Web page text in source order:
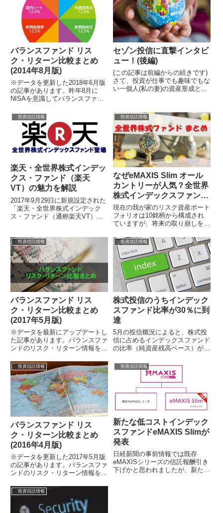
バランスファンド リス
ク・リターン比較まとめ
(2014年8月版)
※データを更新した2018年6月版
の記事があります。昨年8月に
NISAを意識してバランスファン
度1年が経過しましたので情報を
アップ...
セゾン投信に直撃インタビ
ュー！(後編)
(この記事は前編からの続きです)
さて、投資が仕事でも趣味でもな
い一個人(私の妻)の資産形成とし
すが『...
投資信託情報
楽天・全世界株式インデッ
クス・ファンド（楽天
VT）の魅力を解説
2017年9月29日に新規設定された
「楽天・全世界株式インデック
ス・ファンド（通称楽天VT）」
商品と...
投資信託情報
なぜeMAXIS Slim オール
カントリーが人気？全世界
株式インデックスファンド
まとめ
現在の我が家のリスク資産ポート
フォリオは10銘柄から構成され
ていますが、将来の取り崩しを簡
ルなポートフォリオにしようと、
ここ数年は...
投資信託情報
バランスファンド リス
ク・リターン比較まとめ
(2017年5月版)
※データを最新にアップデートし
た記事があります。バランスファ
ンドのリスク・リターン情報を前
ました。情報をアップデートして
おきます。...
投資信託情報
株式投信のうちインデック
スファンド比率が30％に到
達
5月の投信概況によると、株式投
信に占めるインデックスファンド
の比率（純資産残高ベース）が初
日に発表された投資信託協会の統
計による...
投資信託情報
バランスファンド リス
ク・リターン比較まとめ
(2016年4月版)
※データを更新した2017年5月版
の記事があります。バランスファ
ンドのリスク・リターン情報を前
ますので、アップデートしておき
ます。...
投資信託情報
新たな低コストインデック
スファンドeMAXIS Slimが
発表
日経新聞の事前情報では既存
eMAXISシリーズの信託報酬引き
下げかと思われましたが、新たな
投資信託情報